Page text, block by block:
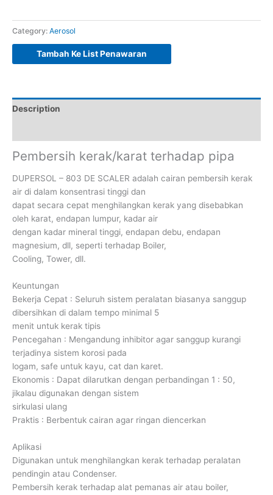
Category: Aerosol
Tambah Ke List Penawaran
Description
Pembersih kerak/karat terhadap pipa
DUPERSOL – 803 DE SCALER adalah cairan pembersih kerak
air di dalam konsentrasi tinggi dan
dapat secara cepat menghilangkan kerak yang disebabkan
oleh karat, endapan lumpur, kadar air
dengan kadar mineral tinggi, endapan debu, endapan
magnesium, dll, seperti terhadap Boiler,
Cooling, Tower, dll.
Keuntungan
Bekerja Cepat : Seluruh sistem peralatan biasanya sanggup
dibersihkan di dalam tempo minimal 5
menit untuk kerak tipis
Pencegahan : Mengandung inhibitor agar sanggup kurangi
terjadinya sistem korosi pada
logam, safe untuk kayu, cat dan karet.
Ekonomis : Dapat dilarutkan dengan perbandingan 1 : 50,
jikalau digunakan dengan sistem
sirkulasi ulang
Praktis : Berbentuk cairan agar ringan diencerkan
Aplikasi
Digunakan untuk menghilangkan kerak terhadap peralatan
pendingin atau Condenser.
Pembersih kerak terhadap alat pemanas air atau boiler,